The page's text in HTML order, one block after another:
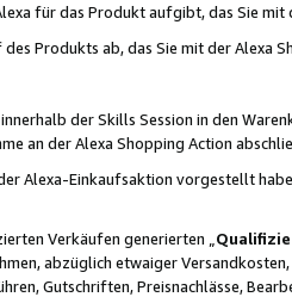
für das Produkt aufgibt, das Sie mit
des Produkts ab, das Sie mit der Alexa
der Skills Session in den
an der Alexa Shopping Action
Alexa-Einkaufsaktion vorgestellt
Verkäufen generierten „
abzüglich etwaiger
Gutschriften, Preisnachlässe,